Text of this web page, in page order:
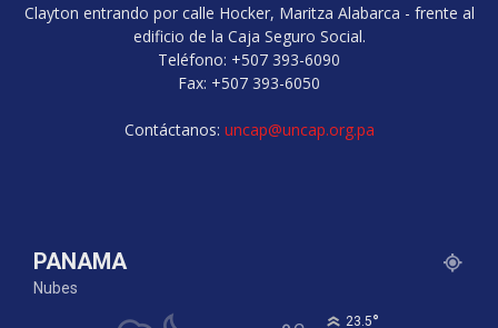
Clayton entrando por calle Hocker, Maritza Alabarca - frente al
edificio de la Caja Seguro Social.
Teléfono: +507 393-6090
Fax: +507 393-6050
Contáctanos: uncap@uncap.org.pa
PANAMA
Nubes
23.5°